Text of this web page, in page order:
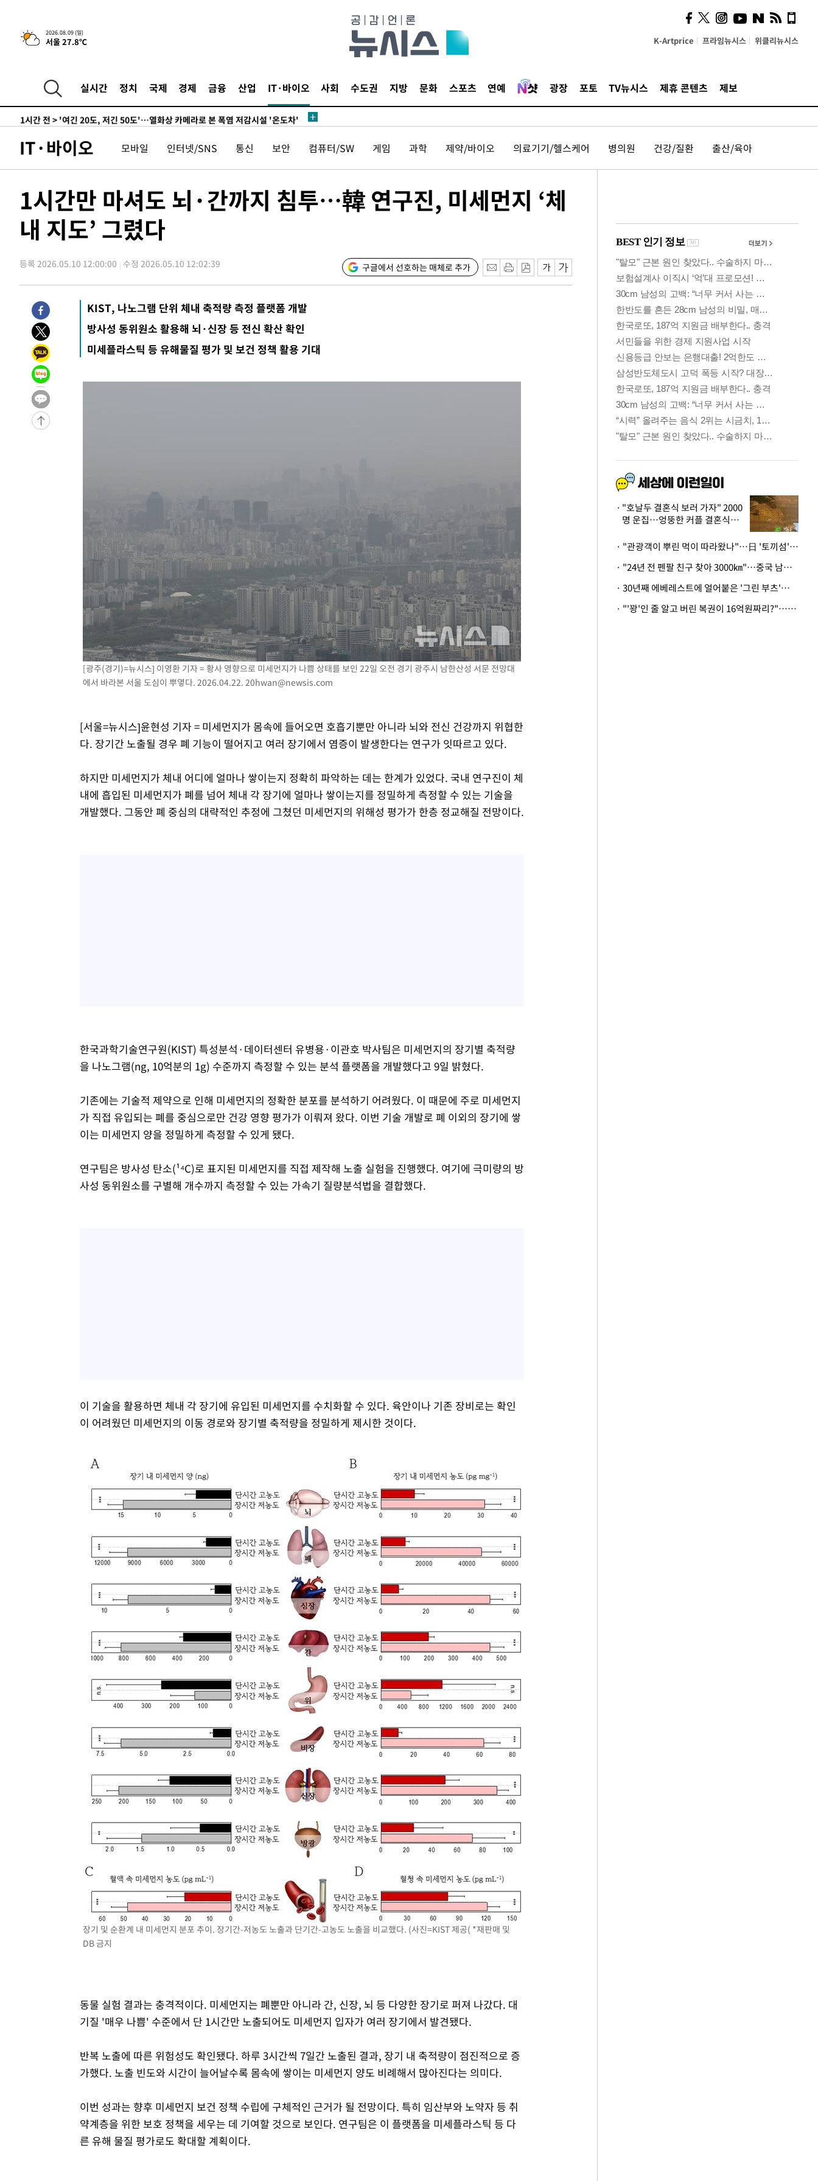
2026.08.09 (일)
서울 27.8℃ K-Artprice 프라임뉴시스 위클리뉴시스
실시간 정치 국제 경제 금융 산업 IT·바이오 사회 수도권 지방 문화 스포츠 연예 광장 포토 TV뉴시스 제휴 콘텐츠 제보
-15196초 전 >[속보]장은수, KLPGA 제주삼다수 역전 우승…데뷔 10년 차에 첫
정상
-10561초 전 > "얼마나 더웠으면"…안동 물길공원서 헤엄친 구렁이 '소동'
-9760초 전 >
'2경기 연속 침묵' 손흥민, 톨루카전 68분만 뛰고 슈팅 0개
-8512초 전 >
1시간 전 > '여긴 20도, 저긴 50도'…열화상 카메라로 본 폭염 저감시설 '온도차'
3시간 전 > 튀르키예 외무장관, "메카 3국 방위협정은 이란이 목표 아냐 " 밝혀
3시간 전 >이군이 불법 군시설 건설한 레바논 남부에서 레바논군 3명 폭발로 부상
-31024초 전 >이강인 ATM 입단식에 '상암벌 들썩'…"세계적인 선수 되길"
-30020초 전 >태풍 돌핀, 중 저장성 타이저우시 해안에 상륙 (1보)
-27366초 전 >AT마드리드 데뷔 앞둔 이강인, 맨시티전 선발 대신 '벤치 시작'
44.40%
-25330초 전 >與 강원·TK 당원투표 합산 김민석 46.01%로 승리…정청래
44.53%
-25170초 전 >[속보]與전대 권리당원투표…강원·경북 김민석, 대구 정청래 승리
-24977초 전 >
[속보]與 당대표 경선, 경북 권리당원 투표 김민석 47.37%·정청래
45.71%
-24879초 전 >
[속보]與 당대표 경선, 대구 권리당원 투표 정청래 47.82%·김민석
46.35%
-24676초 전 >
득표
-22594초 전 >
"일본축구협회, 대한축구협회 성 접대 의혹 심판 조사"
-15236초 전 >
-10601초 전 >
-10528초 전 >
-9800초 전 >
튀르키예 외무장관, "메카 3국 방위협정은 이란이 목표 아냐 " 밝혀
[속보]美중부 사령관, 이스라엘 긴급방문 다중화된 전선 상황 논의
IT·바이오 모바일 인터넷/SNS 통신 보안 컴퓨터/SW 게임 과학 제약/바이오 의료기기/헬스케어 병의원 건강/질환 출산/육아
1시간만 마셔도 뇌·간까지 침투…韓 연구진, 미세먼지 ‘체
내 지도’ 그렸다
등록 2026.05.10 12:00:00 수정 2026.05.10 12:02:39 구글에서 선호하는 매체로 추가
KIST, 나노그램 단위 체내 축적량 측정 플랫폼 개발
방사성 동위원소 활용해 뇌·신장 등 전신 확산 확인
미세플라스틱 등 유해물질 평가 및 보건 정책 활용 기대
[광주(경기)=뉴시스] 이영환 기자 = 황사 영향으로 미세먼지가 나쁨 상태를 보인 22일 오전 경기 광주시 남한산성 서문 전망대
에서 바라본 서울 도심이 뿌옇다. 2026.04.22. 20hwan@newsis.com
[서울=뉴시스]윤현성 기자 = 미세먼지가 몸속에 들어오면 호흡기뿐만 아니라 뇌와 전신 건강까지 위협한
다. 장기간 노출될 경우 폐 기능이 떨어지고 여러 장기에서 염증이 발생한다는 연구가 잇따르고 있다.
하지만 미세먼지가 체내 어디에 얼마나 쌓이는지 정확히 파악하는 데는 한계가 있었다. 국내 연구진이 체
내에 흡입된 미세먼지가 폐를 넘어 체내 각 장기에 얼마나 쌓이는지를 정밀하게 측정할 수 있는 기술을
개발했다. 그동안 폐 중심의 대략적인 추정에 그쳤던 미세먼지의 위해성 평가가 한층 정교해질 전망이다.
한국과학기술연구원(KIST) 특성분석·데이터센터 유병용·이관호 박사팀은 미세먼지의 장기별 축적량
을 나노그램(ng, 10억분의 1g) 수준까지 측정할 수 있는 분석 플랫폼을 개발했다고 9일 밝혔다.
기존에는 기술적 제약으로 인해 미세먼지의 정확한 분포를 분석하기 어려웠다. 이 때문에 주로 미세먼지
가 직접 유입되는 폐를 중심으로만 건강 영향 평가가 이뤄져 왔다. 이번 기술 개발로 폐 이외의 장기에 쌓
이는 미세먼지 양을 정밀하게 측정할 수 있게 됐다.
연구팀은 방사성 탄소(¹⁴C)로 표지된 미세먼지를 직접 제작해 노출 실험을 진행했다. 여기에 극미량의 방
사성 동위원소를 구별해 개수까지 측정할 수 있는 가속기 질량분석법을 결합했다.
이 기술을 활용하면 체내 각 장기에 유입된 미세먼지를 수치화할 수 있다. 육안이나 기존 장비로는 확인
이 어려웠던 미세먼지의 이동 경로와 장기별 축적량을 정밀하게 제시한 것이다.
장기 및 순환계 내 미세먼지 분포 추이. 장기간-저농도 노출과 단기간-고농도 노출을 비교했다. (사진=KIST 제공( *재판매 및
DB 금지
동물 실험 결과는 충격적이다. 미세먼지는 폐뿐만 아니라 간, 신장, 뇌 등 다양한 장기로 퍼져 나갔다. 대
기질 '매우 나쁨' 수준에서 단 1시간만 노출되어도 미세먼지 입자가 여러 장기에서 발견됐다.
반복 노출에 따른 위험성도 확인됐다. 하루 3시간씩 7일간 노출된 결과, 장기 내 축적량이 점진적으로 증
가했다. 노출 빈도와 시간이 늘어날수록 몸속에 쌓이는 미세먼지 양도 비례해서 많아진다는 의미다.
이번 성과는 향후 미세먼지 보건 정책 수립에 구체적인 근거가 될 전망이다. 특히 임산부와 노약자 등 취
약계층을 위한 보호 정책을 세우는 데 기여할 것으로 보인다. 연구팀은 이 플랫폼을 미세플라스틱 등 다
른 유해 물질 평가로도 확대할 계획이다.
사이 해답 찾았죠"…알을
깨고 나온 '초자아'
"호날두 결혼식 보러 가자" 2000
명 운집…엉뚱한 커플 결혼식에
· "관광객이 뿌린 먹이 따라왔나"…日 '토끼섬' 멧돼지, 토끼까지 사냥
· "24년 전 펜팔 친구 찾아 3000㎞"…중국 남성 사연에 '뭉클'
· 30년째 에베레스트에 얼어붙은 '그린 부츠'…드디어 가족 품으로
· "'꽝'인 줄 알고 버린 복권이 16억원짜리?"…극적으로 되찾은 사연